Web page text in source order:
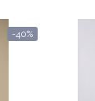
-40%